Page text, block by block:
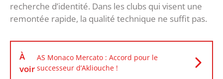
recherche d’identité. Dans les clubs qui visent une
remontée rapide, la qualité technique ne suffit pas.
À
voir
AS Monaco Mercato : Accord pour le
successeur d’Akliouche !